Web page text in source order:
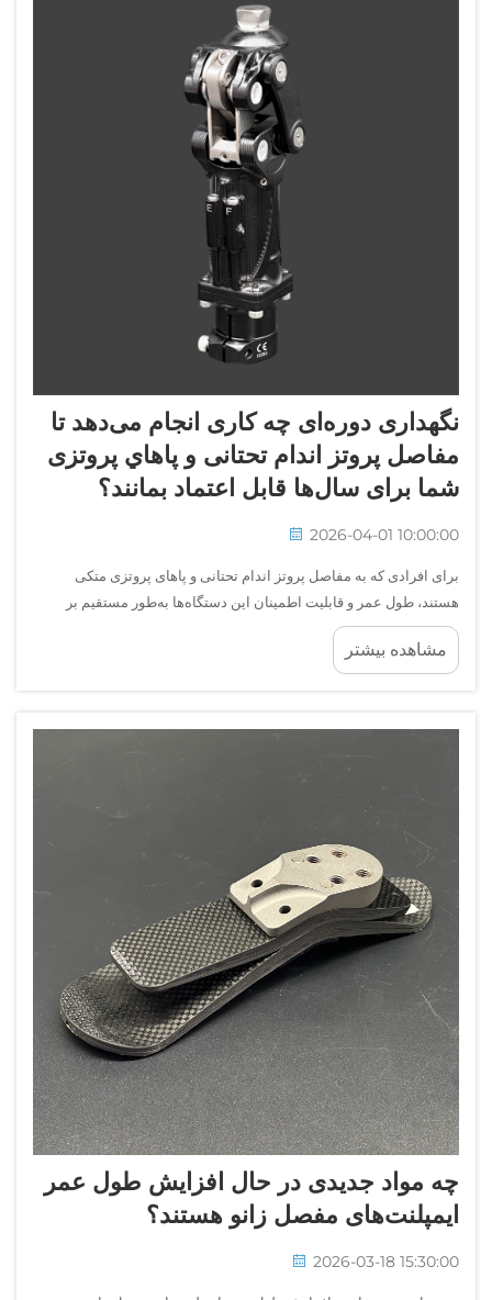
نگهداری دوره‌ای چه کاری انجام می‌دهد تا
مفاصل پروتز اندام تحتانی و پاهاي پروتزی
شما برای سال‌ها قابل اعتماد بمانند؟
2026-04-01 10:00:00
برای افرادی که به مفاصل پروتز اندام تحتانی و پاهای پروتزی متکی
هستند، طول عمر و قابلیت اطمینان این دستگاه‌ها به‌طور مستقیم بر
تحرک، استقلال و کیفیت زندگی آن‌ها تأثیر می‌گذارد. درک این موضوع که
چه نگهداری‌های دوره‌ای‌ای می‌توانند پروتز اندام تحتانی شما را...
مشاهده بیشتر
چه مواد جدیدی در حال افزایش طول عمر
ایمپلنت‌های مفصل زانو هستند؟
2026-03-18 15:30:00